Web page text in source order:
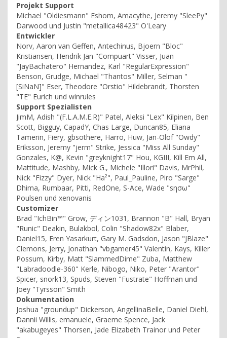
Projekt Support
Michael "Oldiesmann" Eshom, Amacythe, Jeremy "SleePy"
Darwood und Justin "metallica48423" O'Leary
Entwickler
Norv, Aaron van Geffen, Antechinus, Bjoern "Bloc"
Kristiansen, Hendrik Jan "Compuart" Visser, Juan
"JayBachatero" Hernandez, Karl "RegularExpression"
Benson, Grudge, Michael "Thantos" Miller, Selman "
[SiNaN]" Eser, Theodore "Orstio" Hildebrandt, Thorsten
"TE" Eurich und winrules
Support Spezialisten
JimM, Adish "(F.L.A.M.E.R)" Patel, Aleksi "Lex" Kilpinen, Ben
Scott, Bigguy, CapadY, Chas Large, Duncan85, Eliana
Tamerin, Fiery, gbsothere, Harro, Huw, Jan-Olof "Owdy"
Eriksson, Jeremy "jerm" Strike, Jessica "Miss All Sunday"
Gonzales, K@, Kevin "greyknight17" Hou, KGIII, Kill Em All,
Mattitude, Mashby, Mick G., Michele "Illori" Davis, MrPhil,
Nick "Fizzy" Dyer, Nick "Ha²", Paul_Pauline, Piro "Sarge"
Dhima, Rumbaar, Pitti, RedOne, S-Ace, Wade "sησω"
Poulsen und xenovanis
Customizer
Brad "IchBin™" Grow, ディン1031, Brannon "B" Hall, Bryan
"Runic" Deakin, Bulakbol, Colin "Shadow82x" Blaber,
Daniel15, Eren Yasarkurt, Gary M. Gadsdon, Jason "JBlaze"
Clemons, Jerry, Jonathan "vbgamer45" Valentin, Kays, Killer
Possum, Kirby, Matt "SlammedDime" Zuba, Matthew
"Labradoodle-360" Kerle, Nibogo, Niko, Peter "Arantor"
Spicer, snork13, Spuds, Steven "Fustrate" Hoffman und
Joey "Tyrsson" Smith
Dokumentation
Joshua "groundup" Dickerson, AngellinaBelle, Daniel Diehl,
Dannii Willis, emanuele, Graeme Spence, Jack
"akabugeyes" Thorsen, Jade Elizabeth Trainor und Peter